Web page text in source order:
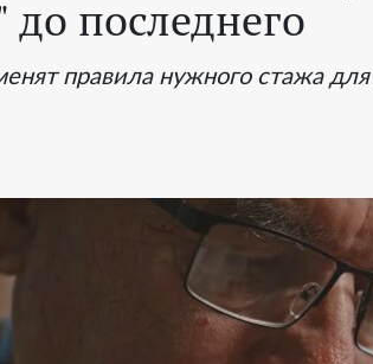
до последнего
правила нужного стажа